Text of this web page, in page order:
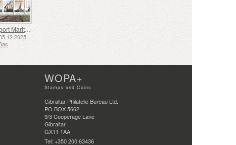
Transport Maritime aux XVIIe et XVIIIe Siècles – Transport de Tourbe
WOPA+
Stamps and Coins
Gibraltar Philatelic Bureau Ltd.
PO BOX 5662
9/3 Cooperage Lane
Gibraltar
GX11 1AA
Tel: +350 200 63436